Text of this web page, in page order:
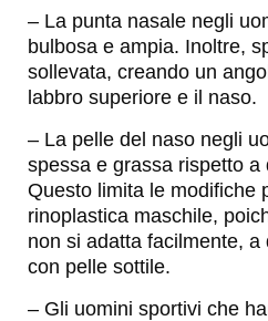
– La punta nasale negli
bulbosa e ampia. Inoltre,
sollevata, creando un
labbro superiore e il naso.
– La pelle del naso negli
spessa e grassa rispetto a
Questo limita le modifiche
rinoplastica maschile,
non si adatta facilmente,
con pelle sottile.
– Gli uomini sportivi che